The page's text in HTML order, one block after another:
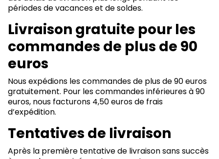
périodes de vacances et de soldes.
Livraison gratuite pour les
commandes de plus de 90
euros
Nous expédions les commandes de plus de 90 euros
gratuitement. Pour les commandes inférieures à 90
euros, nous facturons 4,50 euros de frais
d’expédition.
Tentatives de livraison
Après la première tentative de livraison sans succès